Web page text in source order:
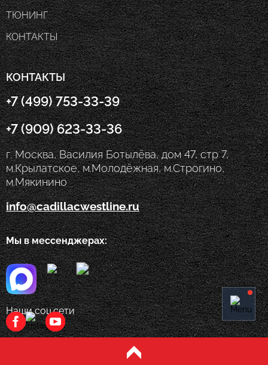
ТЮНИНГ
КОНТАКТЫ
КОНТАКТЫ
+7 (499) 753-33-39
+7 (909) 623-33-36
г. Москва, Василия Ботылёва, дом 47, стр 7,
м.Крылатское, м.Молодёжная, м.Строгино,
м.Мякинино
info@cadillacwestline.ru
Мы в мессенджерах:
Наши соц.сети